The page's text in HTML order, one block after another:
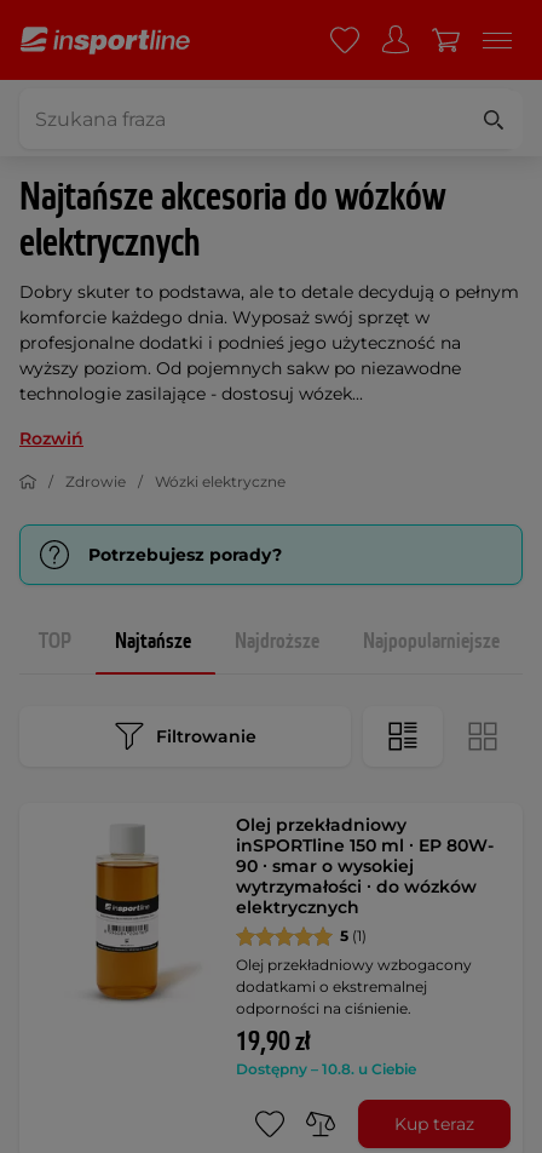
Najtańsze akcesoria do wózków
elektrycznych
Dobry skuter to podstawa, ale to detale decydują o pełnym
komforcie każdego dnia. Wyposaż swój sprzęt w
profesjonalne dodatki i podnieś jego użyteczność na
wyższy poziom. Od pojemnych sakw po niezawodne
technologie zasilające - dostosuj wózek...
Rozwiń
Zdrowie Wózki elektryczne
Potrzebujesz porady?
TOP Najtańsze Najdroższe Najpopularniejsze
Filtrowanie
Olej przekładniowy
inSPORTline 150 ml ∙ EP 80W-
90 ∙ smar o wysokiej
wytrzymałości ∙ do wózków
elektrycznych
5 (1)
Olej przekładniowy wzbogacony
dodatkami o ekstremalnej
odporności na ciśnienie.
19,90 zł
Dostępny – 10.8. u Ciebie
Kup teraz